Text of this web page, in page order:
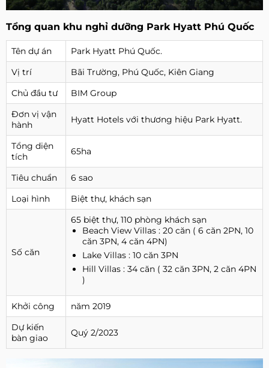
Tổng quan khu nghỉ dưỡng Park Hyatt Phú Quốc
Tên dự án
Park Hyatt Phú Quốc.
Vị trí
Bãi Trường, Phú Quốc, Kiên Giang
Chủ đầu tư
BIM Group
Đơn vị vận
hành
Hyatt Hotels với thương hiệu Park Hyatt.
Tổng diện
tích
65ha
Tiêu chuẩn
6 sao
Loại hình
Biệt thự, khách sạn
Số căn
65 biệt thự, 110 phòng khách sạn
Beach View Villas : 20 căn ( 6 căn 2PN, 10
căn 3PN, 4 căn 4PN)
Lake Villas : 10 căn 3PN
Hill Villas : 34 căn ( 32 căn 3PN, 2 căn 4PN
)
Khởi công
năm 2019
Dự kiến
bàn giao
Quý 2/2023